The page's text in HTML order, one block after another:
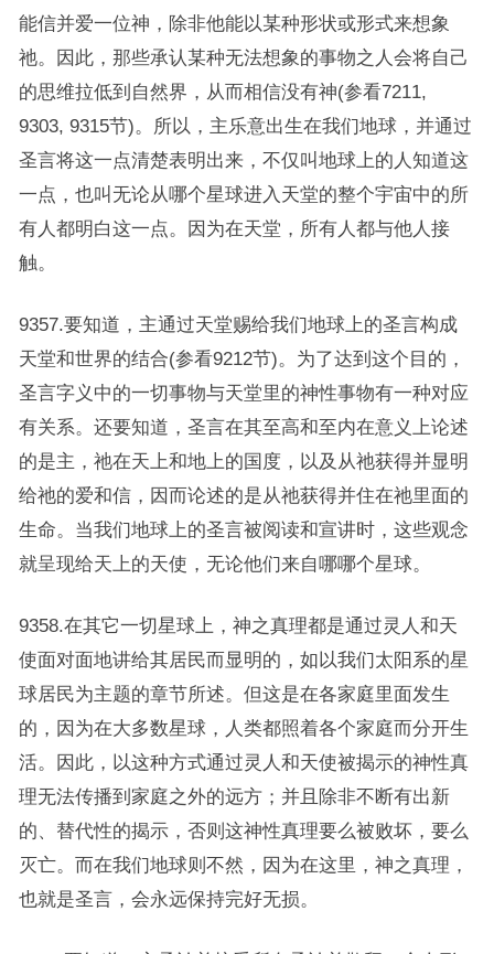
能信并爱一位神，除非他能以某种形状或形式来想象
祂。因此，那些承认某种无法想象的事物之人会将自己
的思维拉低到自然界，从而相信没有神(参看7211,
9303, 9315节)。所以，主乐意出生在我们地球，并通过
圣言将这一点清楚表明出来，不仅叫地球上的人知道这
一点，也叫无论从哪个星球进入天堂的整个宇宙中的所
有人都明白这一点。因为在天堂，所有人都与他人接
触。
9357.要知道，主通过天堂赐给我们地球上的圣言构成
天堂和世界的结合(参看9212节)。为了达到这个目的，
圣言字义中的一切事物与天堂里的神性事物有一种对应
有关系。还要知道，圣言在其至高和至内在意义上论述
的是主，祂在天上和地上的国度，以及从祂获得并显明
给祂的爱和信，因而论述的是从祂获得并住在祂里面的
生命。当我们地球上的圣言被阅读和宣讲时，这些观念
就呈现给天上的天使，无论他们来自哪哪个星球。
9358.在其它一切星球上，神之真理都是通过灵人和天
使面对面地讲给其居民而显明的，如以我们太阳系的星
球居民为主题的章节所述。但这是在各家庭里面发生
的，因为在大多数星球，人类都照着各个家庭而分开生
活。因此，以这种方式通过灵人和天使被揭示的神性真
理无法传播到家庭之外的远方；并且除非不断有出新
的、替代性的揭示，否则这神性真理要么被败坏，要么
灭亡。而在我们地球则不然，因为在这里，神之真理，
也就是圣言，会永远保持完好无损。